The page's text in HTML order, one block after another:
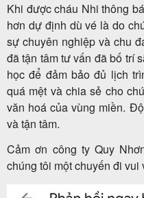
trong
nước
Combo
Quy
Nhơn
Khi được cháu Nhi thông
hơn dự định dù vé là do
sự chuyên nghiệp và chu
đã tận tâm tư vấn đã bố trí
học để đảm bảo đủ lịch
quá mệt và chia sẻ cho
văn hoá của vùng miền.
và tận tâm.
Cảm ơn công ty Quy
chúng tôi một chuyến đi vui